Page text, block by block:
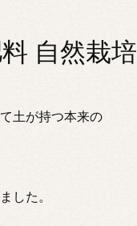
自然栽培
土が持つ本来の
した。